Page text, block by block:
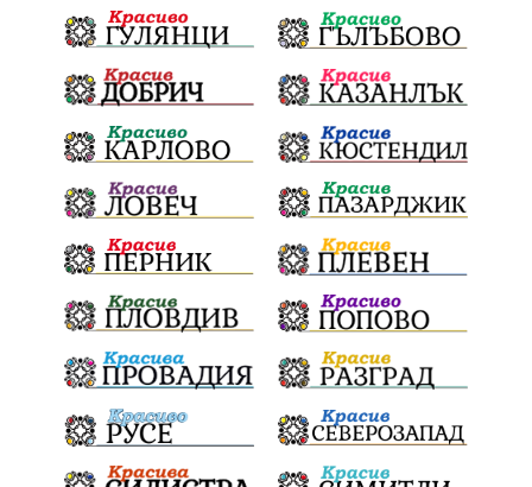
ВСС СъдебнаРеформа Шантаж
ПолитическиНатиск ЗаплахаЗаАрест
ПартияВеличие ЕкатеринаДафовска Тракия
ПТП Сливен КварталРечица Данъци
ПътнаИнфраструктура Асфалт
БрашноСтоименов ИстинскиХляб
БългарскоКачество Запис
ПолитическоЗадкулисие Микродрон
КомарДрон КитайскаТехнология